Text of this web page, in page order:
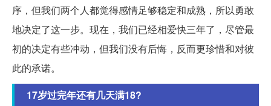
序，但我们两个人都觉得感情足够稳定和成熟，所以勇敢
地决定了这一步。现在，我们已经相爱快三年了，尽管最
初的决定有些冲动，但我们没有后悔，反而更珍惜和对彼
此的承诺。
17岁过完年还有几天满18?